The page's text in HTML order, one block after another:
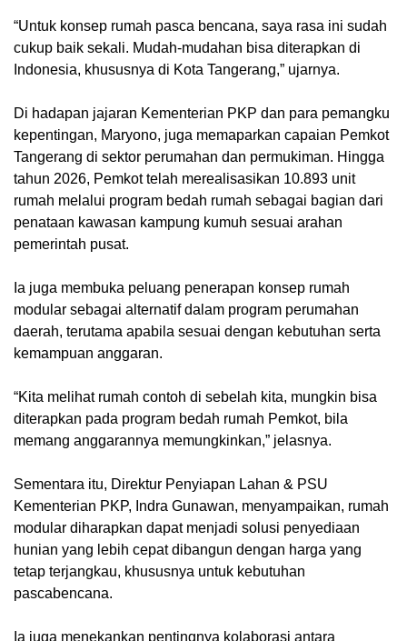
“Untuk konsep rumah pasca bencana, saya rasa ini sudah
cukup baik sekali. Mudah-mudahan bisa diterapkan di
Indonesia, khususnya di Kota Tangerang,” ujarnya.
Di hadapan jajaran Kementerian PKP dan para pemangku
kepentingan, Maryono, juga memaparkan capaian Pemkot
Tangerang di sektor perumahan dan permukiman. Hingga
tahun 2026, Pemkot telah merealisasikan 10.893 unit
rumah melalui program bedah rumah sebagai bagian dari
penataan kawasan kampung kumuh sesuai arahan
pemerintah pusat.
Ia juga membuka peluang penerapan konsep rumah
modular sebagai alternatif dalam program perumahan
daerah, terutama apabila sesuai dengan kebutuhan serta
kemampuan anggaran.
“Kita melihat rumah contoh di sebelah kita, mungkin bisa
diterapkan pada program bedah rumah Pemkot, bila
memang anggarannya memungkinkan,” jelasnya.
Sementara itu, Direktur Penyiapan Lahan & PSU
Kementerian PKP, Indra Gunawan, menyampaikan, rumah
modular diharapkan dapat menjadi solusi penyediaan
hunian yang lebih cepat dibangun dengan harga yang
tetap terjangkau, khususnya untuk kebutuhan
pascabencana.
Ia juga menekankan pentingnya kolaborasi antara